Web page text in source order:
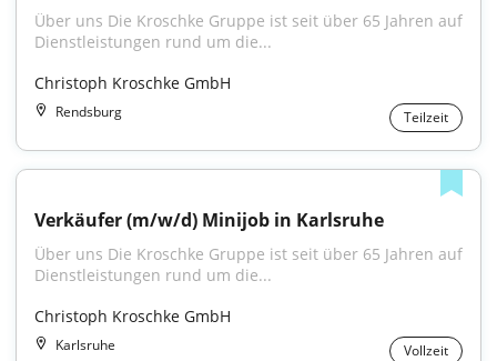
Über uns Die Kroschke Gruppe ist seit über 65 Jahren auf
Dienstleistungen rund um die...
Christoph Kroschke GmbH
Rendsburg Teilzeit
Verkäufer (m/w/d) Minijob in Karlsruhe
Über uns Die Kroschke Gruppe ist seit über 65 Jahren auf
Dienstleistungen rund um die...
Christoph Kroschke GmbH
Karlsruhe Vollzeit